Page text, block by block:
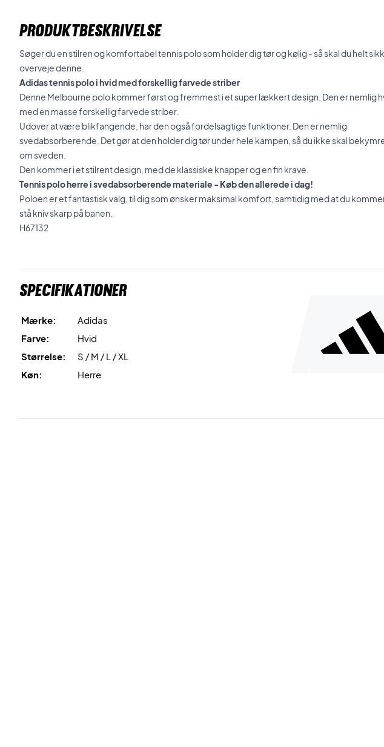
PRODUKTBESKRIVELSE
Søger du en stilren og komfortabel tennis polo som holder dig tør og kølig - så skal du helt
overveje denne.
Adidas tennis polo i hvid med forskellig farvede striber
Denne Melbourne polo kommer først og fremmest i et super lækkert design. Den er nemlig
med en masse forskellig farvede striber.
Udover at være blikfangende, har den også fordelsagtige funktioner. Den er nemlig
svedabsorberende. Det gør at den holder dig tør under hele kampen, så du ikke skal
om sveden.
Den kommer i et stilrent design, med de klassiske knapper og en fin krave.
Tennis polo herre i svedabsorberende materiale - Køb den allerede i dag!
Poloen er et fantastisk valg, til dig som ønsker maksimal komfort, samtidig med at du
stå kniv skarp på banen.
H67132
Specifikationer
Mærke:
Adidas
Farve:
Hvid
Størrelse:
S / M / L / XL
Køn:
Herre